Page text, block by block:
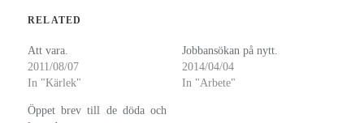
RELATED
Att vara.
2011/08/07
In "Kärlek"
Jobbansökan på nytt.
2014/04/04
In "Arbete"
Öppet brev till de döda och